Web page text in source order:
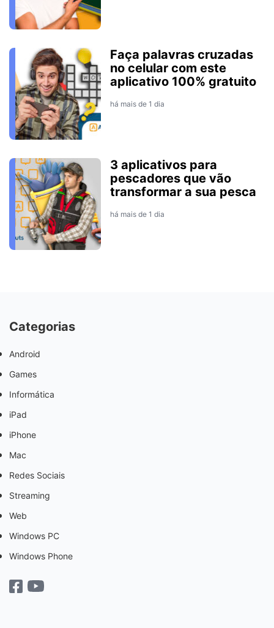
Faça palavras cruzadas
no celular com este
aplicativo 100% gratuito
há mais de 1 dia
3 aplicativos para
pescadores que vão
transformar a sua pesca
há mais de 1 dia
Categorias
Android
Games
Informática
iPad
iPhone
Mac
Redes Sociais
Streaming
Web
Windows PC
Windows Phone